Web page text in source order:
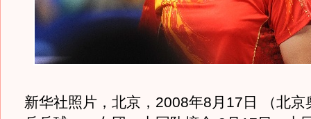
新华社照片，北京，2008年8月17日 （北京